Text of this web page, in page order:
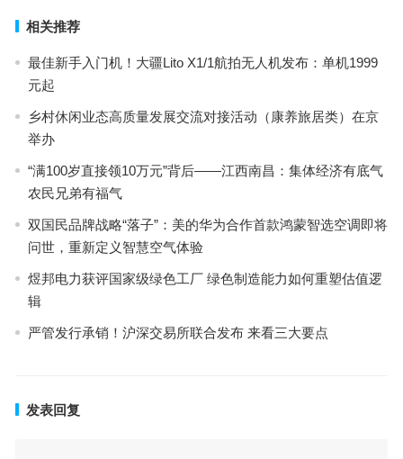
相关推荐
最佳新手入门机！大疆Lito X1/1航拍无人机发布：单机1999
元起
乡村休闲业态高质量发展交流对接活动（康养旅居类）在京
举办
“满100岁直接领10万元”背后——江西南昌：集体经济有底气
农民兄弟有福气
双国民品牌战略“落子”：美的华为合作首款鸿蒙智选空调即将
问世，重新定义智慧空气体验
煜邦电力获评国家级绿色工厂 绿色制造能力如何重塑估值逻
辑
严管发行承销！沪深交易所联合发布 来看三大要点
发表回复